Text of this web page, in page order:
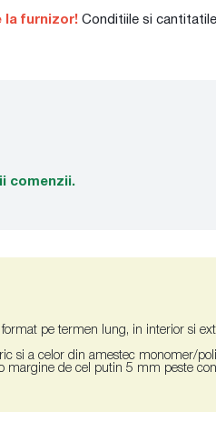
la furnizor! Conditiile si
comenzii.
pe termen lung, in interior si
si a celor din amestec monomer/
margine de cel putin 5 mm peste